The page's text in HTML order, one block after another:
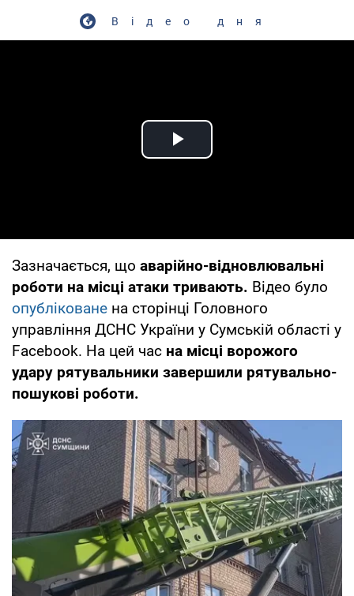
Відео дня
Play Video
Зазначається, що аварійно-відновлювальні
роботи на місці атаки тривають. Відео було
опубліковане на сторінці Головного
управління ДСНС України у Сумській області у
Facebook. На цей час на місці ворожого
удару рятувальники завершили рятувально-
пошукові роботи.